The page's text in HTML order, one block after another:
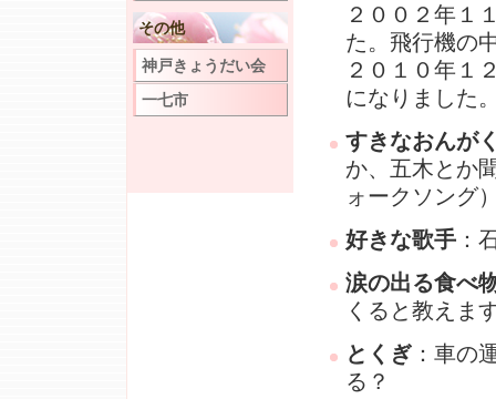
２００２年１
た。飛行機の
２０１０年
になりました
すきなおんが
か、五木とか
ォークソング
好きな歌手 ：
涙の出る食べ
くると教えま
とくぎ ：車の
る？
その他
神戸きょうだい会
一七市